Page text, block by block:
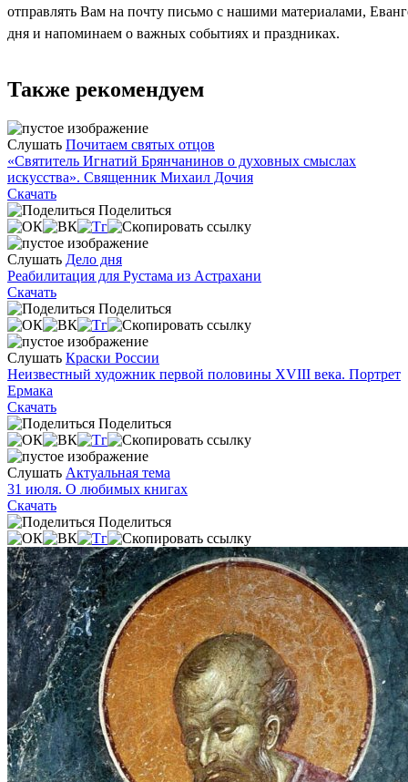
отправлять Вам на почту письмо с нашими материалами,
дня и напоминаем о важных событиях и праздниках.
Также рекомендуем
Слушать Почитаем святых отцов
«Святитель Игнатий Брянчанинов о духовных смыслах
искусства». Священник Михаил Дочия
Скачать
Поделиться
Слушать Дело дня
Реабилитация для Рустама из Астрахани
Скачать
Поделиться
Слушать Краски России
Неизвестный художник первой половины XVIII века. Портрет
Ермака
Скачать
Поделиться
Слушать Актуальная тема
31 июля. О любимых книгах
Скачать
Поделиться